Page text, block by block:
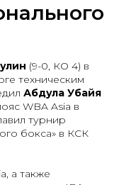
(9-0, КО 4) в
техническим
Абдула Убайя
WBA Asia в
турнир
бокса» в КСК
а также